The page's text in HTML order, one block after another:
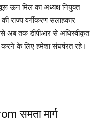
ऊन मिल का अध्यक्ष नियुक्त
राज्य वर्गीकरण सलाहकार
से अब तक डीपीआर से अधिस्वीकृत
के लिए हमेशा संघर्षरत रहे।
समता मार्ग